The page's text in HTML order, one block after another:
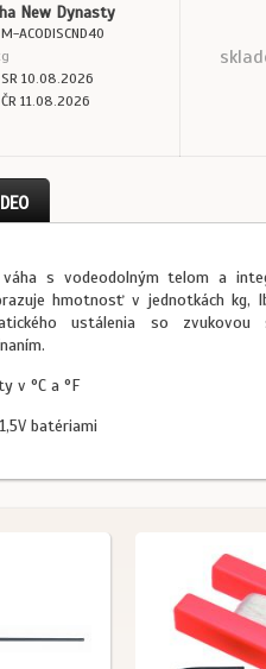
New Dynasty
ACODISCND40
10.08.2026
11.08.2026
váha s vodeodolným telom a
hmotnosť v jednotkách kg,
ustálenia so
v °C a °F
batériami